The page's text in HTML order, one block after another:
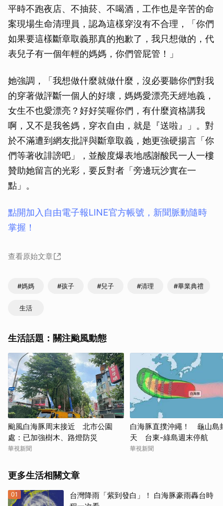
平時不跑夜店、不抽菸、不喝酒，工作也是辛苦的命
案現場生命清理員，認為這樣穿沒有不合理，「你們
如果要這樣斷章取義那真的抱歉了，我只想做的，代
表兒子有一個年輕的媽媽，你們管屁管！」
她強調，「我想做什麼就做什麼，沒必要聽你們對我
的穿著做評斷一個人的好壞，媽媽愛漂亮天經地義，
女生不也愛漂亮？好好笑喔你們，有什麼資格講我
啊，又不是我爸媽，穿衣自由，就是『送啦』」。對
於不滿遭到網友批評與斷章取義，她更強硬揚言「你
們等著收誹謗吧」，並酸度爆表地感謝酸民一人一樓
贊助她留言的光彩，要反對者「旁邊玩沙實在一
點」。
點開加入自由電子報LINE官方帳號，新聞脈動隨時
掌握！
查看原始文章
#媽媽 #孩子 #兒子 #清理 #畢業典禮
生活
生活話題：關注颱風動態
颱風白海豚周末接近 北市公園
處：已加強樹木、路燈防災
華視新聞
白海豚直撲沖繩！ 龜山島
天 台東-綠島週末停航
華視新聞
更多生活相關文章
01
台灣降雨「紫到發白」！ 白海豚豪雨轟台時